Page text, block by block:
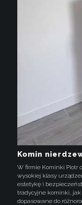
Komin
W firmie Kominki Piotr
wysokiej klasy
estetykę i
tradycyjne kominki,
dopasowane do